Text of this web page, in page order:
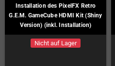
Installation des PixelFX Retro
G.E.M. GameCube HDMI Kit (Shiny
Version) (inkl. Installation)
Nicht auf Lager